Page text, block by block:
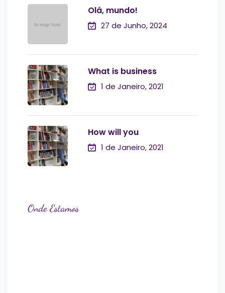
Olá, mundo!
27 de Junho, 2024
What is business
1 de Janeiro, 2021
How will you
1 de Janeiro, 2021
Onde Estamos